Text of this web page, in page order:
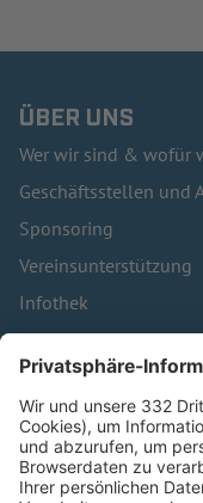
ÜBER UNS
Wer wir sind & wofür
Geschäftsstellen und
Sponsoring
Vereinsunterstützung
Infothek
Kontakt
HÄUFIG
Pässe und
Trainerausbildung